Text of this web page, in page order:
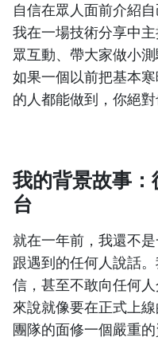
自信在眾人面前介紹
我在一場技術分享中
眾互動、帶大家做小測
如果一個以前把基本
的人都能做到，你絕對
我的背景故事
台
就在一年前，我還不
跟遇到的任何人說話
信，甚至不敢向任何
來說就像要在正式上
團隊的面修一個嚴重